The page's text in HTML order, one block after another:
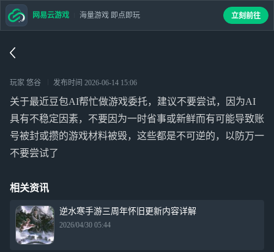
玩家 悠谷 发布时间 2026-06-14 15:06
关于最近豆包AI帮忙做游戏委托，建议不要尝试，因为AI
具有不稳定因素，不要因为一时省事或新鲜而有可能导致账
号被封或攒的游戏材料被毁，这些都是不可逆的，以防万一
不要尝试了
相关资讯
逆水寒手游三周年怀旧更新内容详解
2026/04/30 05:44
网易云游戏 海量游戏 即点即玩 立刻前往